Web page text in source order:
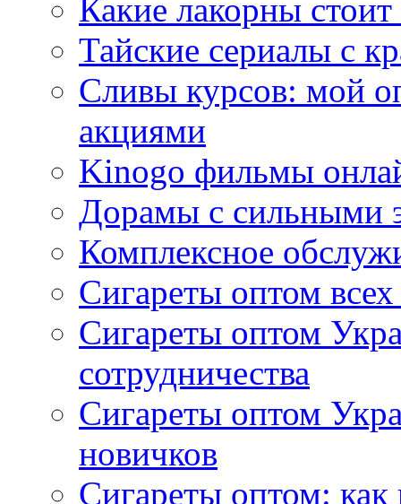
Какие лакорны
Тайские сериалы с
Сливы курсов: мой
акциями
Kinogo фильмы
Дорамы с сильными
Комплексное
Сигареты оптом
Сигареты оптом
сотрудничества
Сигареты оптом
новичков
Сигареты оптом: